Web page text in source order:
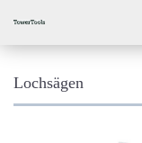
Lochsägen